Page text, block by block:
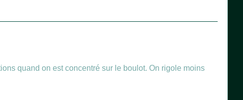
quand on est concentré sur le boulot. On rigole moins